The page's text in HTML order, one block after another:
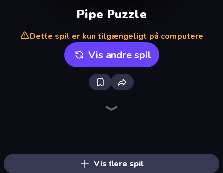
Pipe Puzzle
Dette spil er kun tilgængeligt på computere
Vis andre spil
Vis flere spil